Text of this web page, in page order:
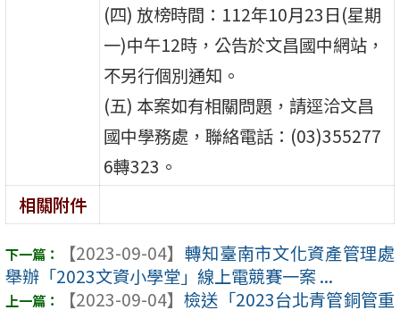
(四) 放榜時間：112年10月23日(星期
一)中午12時，公告於文昌國中網站，
不另行個別通知。
(五) 本案如有相關問題，請逕洽文昌
國中學務處，聯絡電話：(03)355277
6轉323。
相關附件
【2023-09-04】 轉知臺南市文化資產管理處
舉辦「2023文資小學堂」線上電競賽一案 ...
【2023-09-04】 檢送「2023台北青管銅管重